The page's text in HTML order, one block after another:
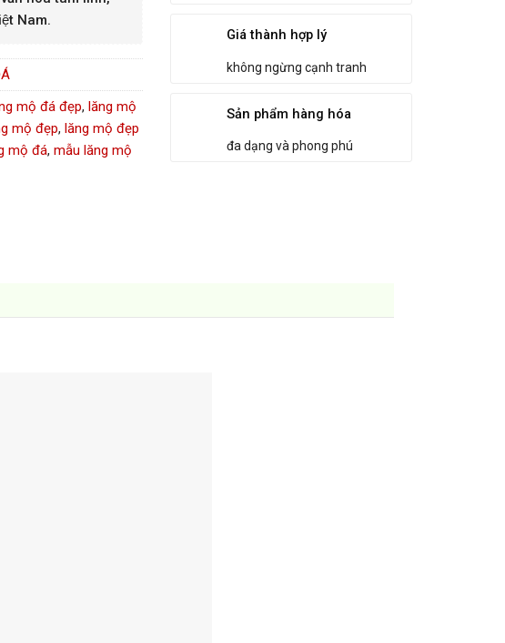
Nam.
mộ đá đẹp, lăng mộ
mộ đẹp, lăng mộ đẹp
mộ đá, mẫu lăng mộ
Giá thành hợp lý
không ngừng cạnh tranh
Sản phẩm hàng hóa
đa dạng và phong phú